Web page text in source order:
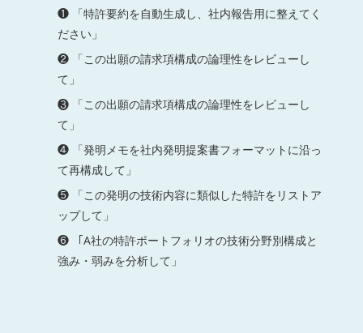
❶ 「特許要約を自動生成し、社内報告用に整えてく
ださい」
❷ 「この出願の請求項構成の論理性をレビューし
て」
❸ 「この出願の請求項構成の論理性をレビューし
て」
❹ 「発明メモを社内発明提案書フォーマットに沿っ
て再構成して」
❺ 「この発明の技術内容に類似した特許をリストア
ップして」
❻ 「A社の特許ポートフォリオの技術分野別構成と
強み・弱みを分析して」